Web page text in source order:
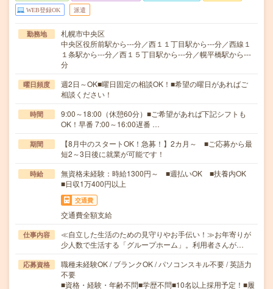
WEB登録OK 派遣
勤務地
札幌市中央区
中央区役所前駅から---分／西１１丁目駅から---分／西線１
１条駅から---分／西１５丁目駅から---分／幌平橋駅から---
分
曜日頻度
週2日～OK■曜日固定の相談OK！■希望の曜日があればご
相談ください！
時間
9:00～18:00（休憩60分）■ご希望があれば下記シフトも
OK！早番 7:00～16:00遅番 …
期間
【8月中のスタートOK！急募！】2カ月～ ■ご応募から最
短2～3日後に就業が可能です！
時給
無資格未経験：時給1300円～ ■週払いOK ■扶養内OK
■日収1万400円以上
交通費
交通費全額支給
仕事内容
≪自立した生活のための見守りやお手伝い！≫お年寄りが
少人数で生活する「グループホーム」。利用者さんが…
応募資格
職種未経験OK / ブランクOK / パソコンスキル不要 / 英語力
不要
■資格・経験・年齢不問■学歴不問■10名以上採用予定！■履